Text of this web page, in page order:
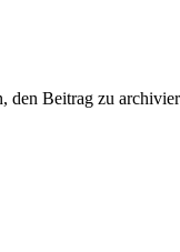
Beitrag zu